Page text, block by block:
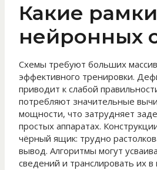
Какие
нейронных
Схемы требуют больших
эффективного тренировки.
приводит к слабой
потребляют значительные
мощности, что затрудняет
простых аппаратах.
чёрный ящик: трудно
вывод. Алгоритмы могут
сведений и транслировать их в